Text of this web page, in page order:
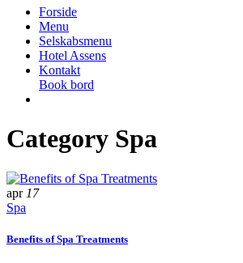
Forside
Menu
Selskabsmenu
Hotel Assens
Kontakt
Book bord
Category Spa
apr 17
Spa
Benefits of Spa Treatments